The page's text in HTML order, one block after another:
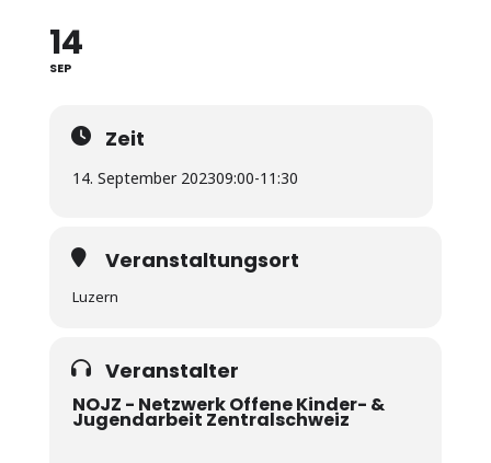
14
SEP
Zeit
14. September 202309:00-11:30
Veranstaltungsort
Luzern
Veranstalter
NOJZ - Netzwerk Offene Kinder- &
Jugendarbeit Zentralschweiz